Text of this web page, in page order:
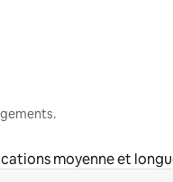
moyenne et